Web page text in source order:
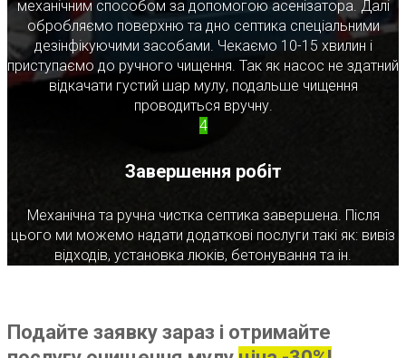
механічним способом за допомогою асенізатора. Далі
обробляємо поверхню та дно септика спеціальними
дезінфікуючими засобами. Чекаємо 10-15 хвилин і
приступаємо до ручного чищення. Так як насос не здатний
відкачати густий шар мулу, подальше чищення
проводиться вручну.
4
Завершення робіт
Механічна та ручна чистка септика завершена. Після
цього ми можемо надати додаткові послуги такі як: вивіз
відходів, установка люків, бетонування та ін.
Подайте заявку зараз і отримайте